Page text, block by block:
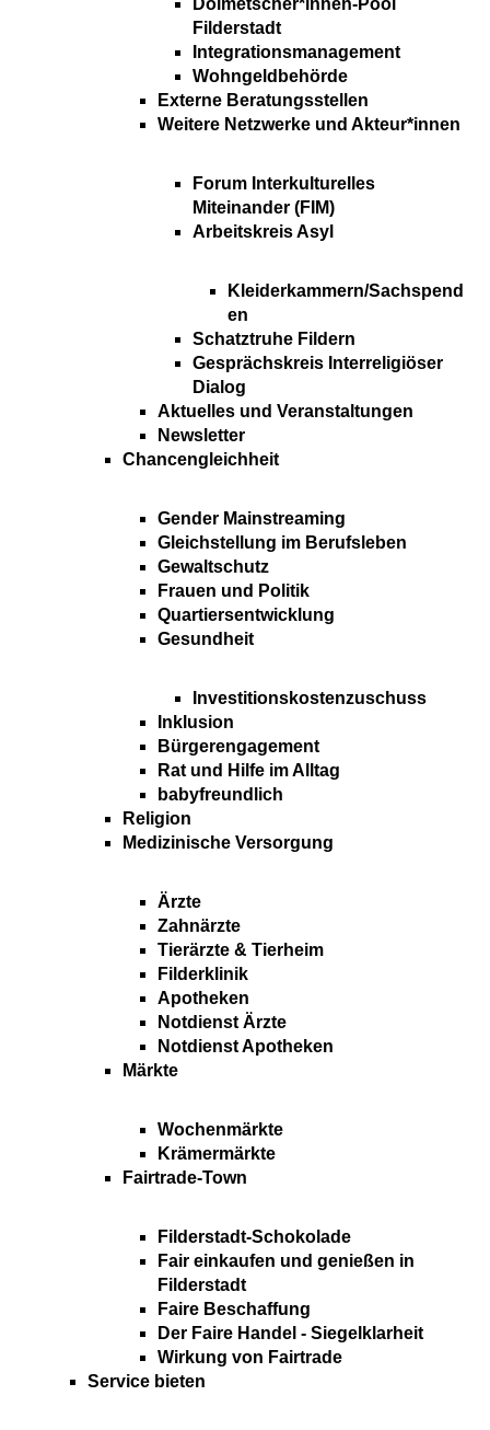
Dolmetscher*innen-Pool
Filderstadt
Integrationsmanagement
Wohngeldbehörde
Externe Beratungsstellen
Weitere Netzwerke und Akteur*innen
Forum Interkulturelles
Miteinander (FIM)
Arbeitskreis Asyl
Kleiderkammern/Sachspend
en
Schatztruhe Fildern
Gesprächskreis Interreligiöser
Dialog
Aktuelles und Veranstaltungen
Newsletter
Chancengleichheit
Gender Mainstreaming
Gleichstellung im Berufsleben
Gewaltschutz
Frauen und Politik
Quartiersentwicklung
Gesundheit
Investitionskostenzuschuss
Inklusion
Bürgerengagement
Rat und Hilfe im Alltag
babyfreundlich
Religion
Medizinische Versorgung
Ärzte
Zahnärzte
Tierärzte & Tierheim
Filderklinik
Apotheken
Notdienst Ärzte
Notdienst Apotheken
Märkte
Wochenmärkte
Krämermärkte
Fairtrade-Town
Filderstadt-Schokolade
Fair einkaufen und genießen in
Filderstadt
Faire Beschaffung
Der Faire Handel - Siegelklarheit
Wirkung von Fairtrade
Service bieten